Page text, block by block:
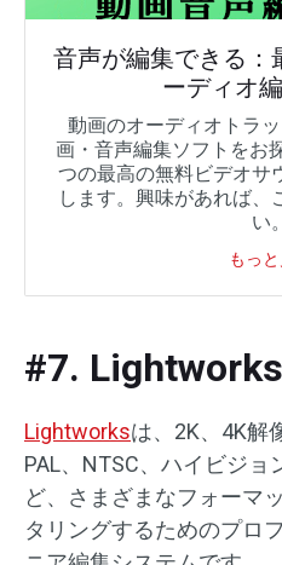
音声が編集できる：
ーディオ
動画のオーディオトラ
画・音声編集ソフトをお
つの最高の無料ビデオサ
します。興味があれば、
い。
もっ
#7. Lightworks
Lightworksは、2K、4K解
PAL、NTSC、ハイビジ
ど、さまざまなフォーマ
タリングするためのプロ